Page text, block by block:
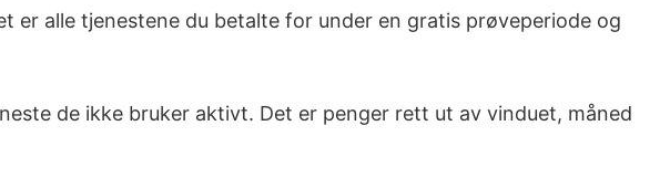
er alle tjenestene du betalte for under en gratis prøveperiode og
de ikke bruker aktivt. Det er penger rett ut av vinduet, måned